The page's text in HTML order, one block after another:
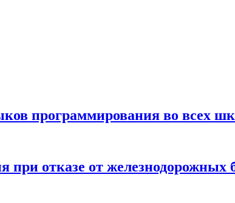
программирования во всех
при отказе от железнодорожных